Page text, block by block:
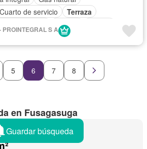
Cuarto de servicio
Terraza
Estudio
S A
5 6 7 8
en Fusagasuga
Guardar búsqueda